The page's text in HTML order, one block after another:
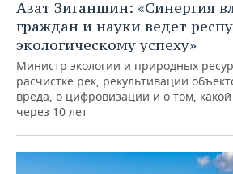
Азат Зиганшин: «Синергия
граждан и науки ведет
экологическому успеху»
Министр экологии и природных
расчистке рек, рекультивации
вреда, о цифровизации и о том, какой
через 10 лет